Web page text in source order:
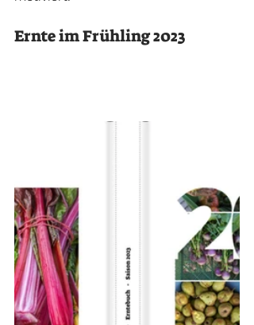
Ernte im Frühling 2023